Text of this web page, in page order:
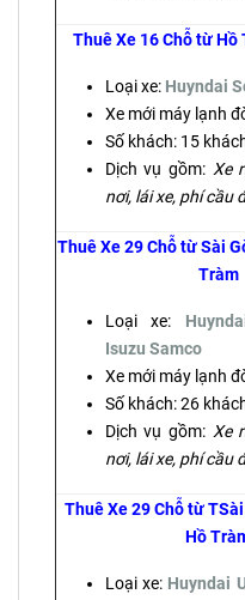
Thuê Xe 16 Chỗ từ Hồ
Loại xe: Huyndai
Xe mới máy lạnh
Số khách: 15
Dịch vụ gồm: Xe
nơi, lái xe, phí cầu
Thuê Xe 29 Chỗ từ Sài
Tràm
Loại xe:
Isuzu Samco
Xe mới máy lạnh
Số khách: 26
Dịch vụ gồm: Xe
nơi, lái xe, phí cầu
Thuê Xe 29 Chỗ từ
Hồ
Loại xe: Huyndai